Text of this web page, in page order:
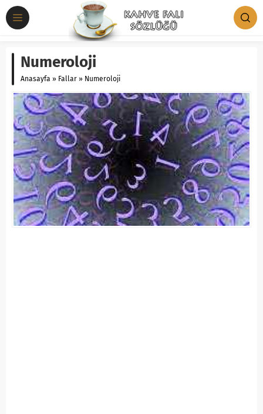
Numeroloji
Anasayfa » Fallar » Numeroloji